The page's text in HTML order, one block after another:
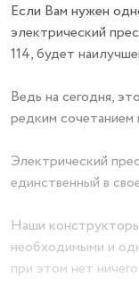
Если Вам нужен
электрический
114, будет
Ведь на сегодня,
редким сочетанием
Электрический
единственный в
Наши
необходимыми и
при этом нет